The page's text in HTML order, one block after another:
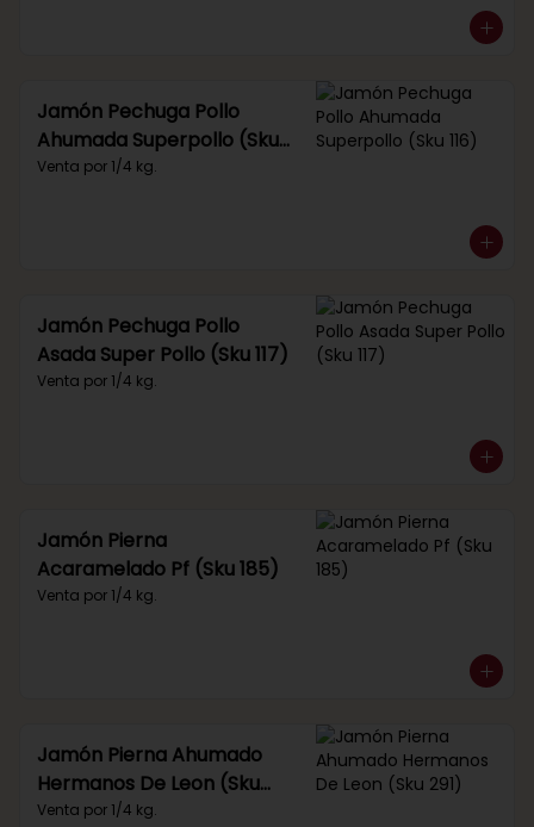
Jamón Pechuga Pollo
Ahumada Superpollo (Sku
116)
Venta por 1/4 kg.
Jamón Pechuga Pollo
Asada Super Pollo (Sku 117)
Venta por 1/4 kg.
Jamón Pierna
Acaramelado Pf (Sku 185)
Venta por 1/4 kg.
Jamón Pierna Ahumado
Hermanos De Leon (Sku
291)
Venta por 1/4 kg.